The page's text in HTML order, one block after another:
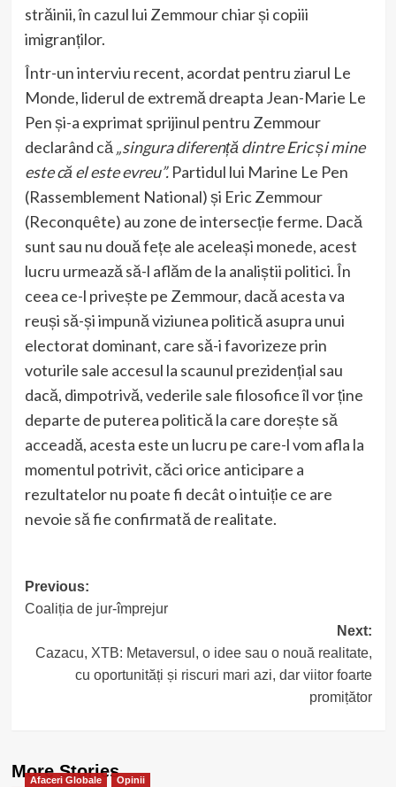
străinii, în cazul lui Zemmour chiar și copiii
imigranților.
Într-un interviu recent, acordat pentru ziarul Le
Monde, liderul de extremă dreapta Jean-Marie Le
Pen și-a exprimat sprijinul pentru Zemmour
declarând că„singura diferență dintre Eric și mine
este că el este evreu”. Partidul lui Marine Le Pen
(Rassemblement National) și Eric Zemmour
(Reconquête) au zone de intersecție ferme. Dacă
sunt sau nu două fețe ale aceleași monede, acest
lucru urmează să-l aflăm de la analiștii politici. În
ceea ce-l privește pe Zemmour, dacă acesta va
reuși să-și impună viziunea politică asupra unui
electorat dominant, care să-i favorizeze prin
voturile sale accesul la scaunul prezidențial sau
dacă, dimpotrivă, vederile sale filosofice îl vor ține
departe de puterea politică la care dorește să
acceadă, acesta este un lucru pe care-l vom afla la
momentul potrivit, căci orice anticipare a
rezultatelor nu poate fi decât o intuiție ce are
nevoie să fie confirmată de realitate.
Post
navigation
Previous:
Coaliția de jur-împrejur
Next:
Cazacu, XTB: Metaversul, o idee sau o nouă realitate,
cu oportunități și riscuri mari azi, dar viitor foarte
promițător
More Stories
Afaceri Globale Opinii